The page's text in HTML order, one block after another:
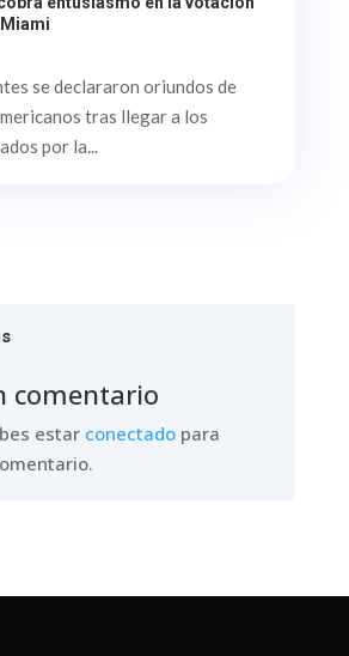
se declararon oriundos de
tras llegar a los
por la...
comentario
estar conectadopara